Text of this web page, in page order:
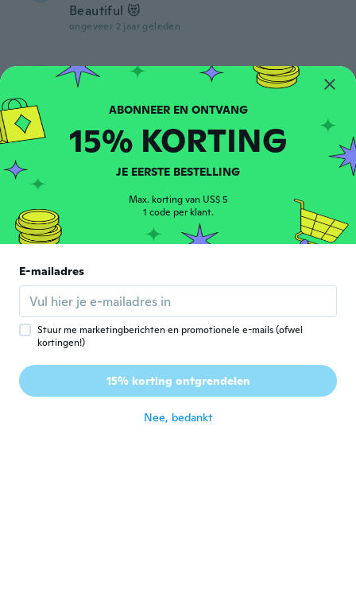
Beautiful 😻
ongeveer 2 jaar geleden
AmarilisLoreine
beoordelingen · 86 uploads
ongeveer 2 jaar geleden
I beoordelingen
ongeveer 2 jaar geleden
V Vada
Lid geworden van 2020 · 41 beoordelingen · 21 uploads
Beautiful
ABONNEER EN ONTVANG
15% KORTING
JE EERSTE BESTELLING
Max. korting van US$ 5
1 code per klant.
E-mailadres
Stuur me marketingberichten en promotionele e-mails (ofwel
kortingen!)
15% korting ontgrendelen
Nee, bedankt